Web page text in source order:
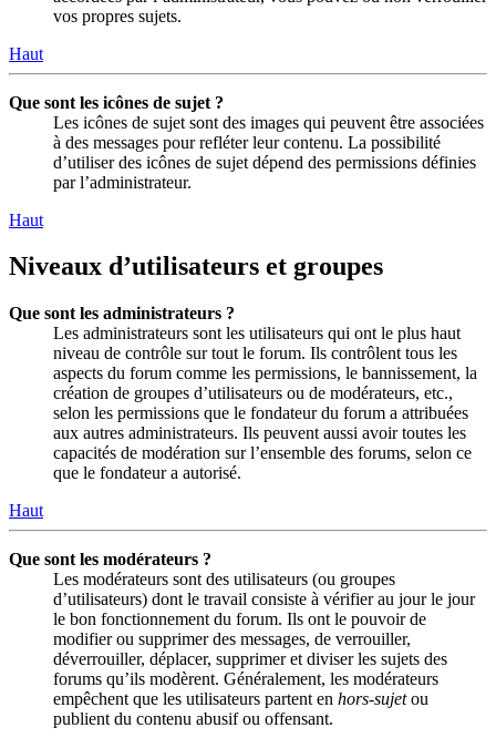
vos propres sujets.
Haut
Que sont les icônes de sujet ?
Les icônes de sujet sont des images qui peuvent être associées
à des messages pour refléter leur contenu. La possibilité
d’utiliser des icônes de sujet dépend des permissions définies
par l’administrateur.
Haut
Niveaux d’utilisateurs et groupes
Que sont les administrateurs ?
Les administrateurs sont les utilisateurs qui ont le plus haut
niveau de contrôle sur tout le forum. Ils contrôlent tous les
aspects du forum comme les permissions, le bannissement, la
création de groupes d’utilisateurs ou de modérateurs, etc.,
selon les permissions que le fondateur du forum a attribuées
aux autres administrateurs. Ils peuvent aussi avoir toutes les
capacités de modération sur l’ensemble des forums, selon ce
que le fondateur a autorisé.
Haut
Que sont les modérateurs ?
Les modérateurs sont des utilisateurs (ou groupes
d’utilisateurs) dont le travail consiste à vérifier au jour le jour
le bon fonctionnement du forum. Ils ont le pouvoir de
modifier ou supprimer des messages, de verrouiller,
déverrouiller, déplacer, supprimer et diviser les sujets des
forums qu’ils modèrent. Généralement, les modérateurs
empêchent que les utilisateurs partent en hors-sujetou
publient du contenu abusif ou offensant.